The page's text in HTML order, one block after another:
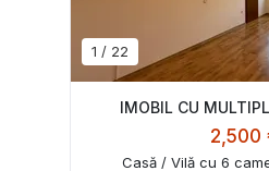
1 / 22
IMOBIL CU
2,500
Casă / Vilă cu 6